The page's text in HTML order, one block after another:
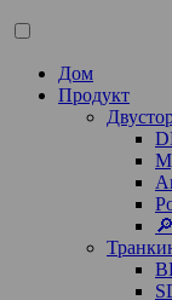
Дом
Продукт